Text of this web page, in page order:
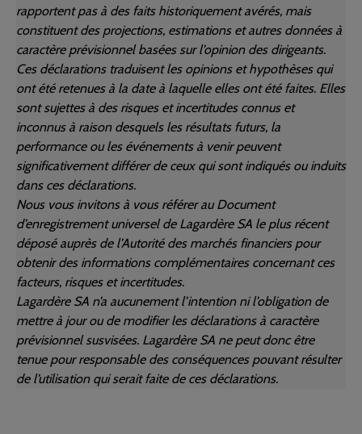
rapportent pas à des faits historiquement avérés, mais
constituent des projections, estimations et autres données à
caractère prévisionnel basées sur l’opinion des dirigeants.
Ces déclarations traduisent les opinions et hypothèses qui
ont été retenues à la date à laquelle elles ont été faites. Elles
sont sujettes à des risques et incertitudes connus et
inconnus à raison desquels les résultats futurs, la
performance ou les événements à venir peuvent
significativement différer de ceux qui sont indiqués ou induits
dans ces déclarations.
Nous vous invitons à vous référer au Document
d’enregistrement universel de Lagardère SA le plus récent
déposé auprès de l’Autorité des marchés financiers pour
obtenir des informations complémentaires concernant ces
facteurs, risques et incertitudes.
Lagardère SA n’a aucunement l’intention ni l’obligation de
mettre à jour ou de modifier les déclarations à caractère
prévisionnel susvisées. Lagardère SA ne peut donc être
tenue pour responsable des conséquences pouvant résulter
de l’utilisation qui serait faite de ces déclarations.